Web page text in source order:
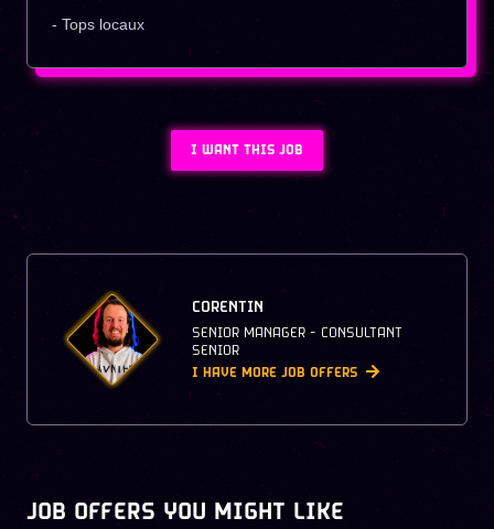
- Tops locaux
I WANT THIS JOB
CORENTIN
SENIOR MANAGER - CONSULTANT
SENIOR
I HAVE MORE JOB OFFERS
JOB OFFERS YOU MIGHT LIKE